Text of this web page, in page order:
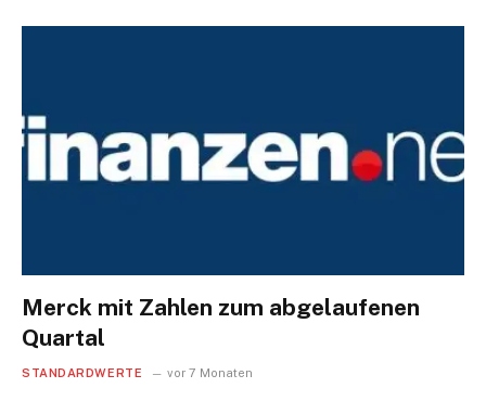
Merck mit Zahlen zum abgelaufenen
Quartal
STANDARDWERTE vor 7 Monaten